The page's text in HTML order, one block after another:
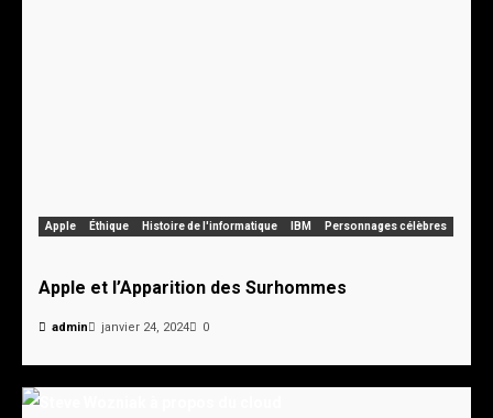
Apple Éthique Histoire de l'informatique IBM Personnages célèbres
Apple et l’Apparition des Surhommes
admin janvier 24, 2024 0